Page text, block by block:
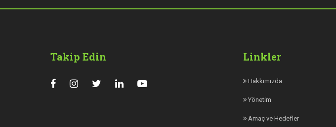
Takip Edin Linkler
Hakkımızda
Yönetim
Amaç ve Hedefler